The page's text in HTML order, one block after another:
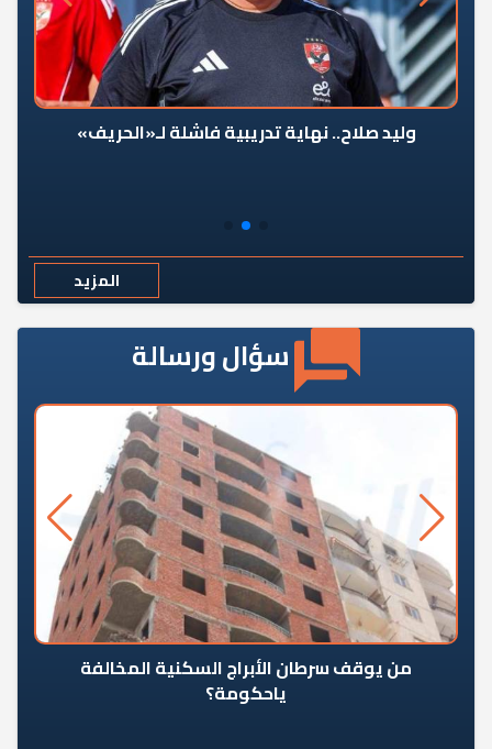
وليد صلاح.. نهاية تدريبية فاشلة لـ«الحريف»
المزيد
سؤال ورسالة
من يوقف سرطان الأبراج السكنية المخالفة
ياحكومة؟